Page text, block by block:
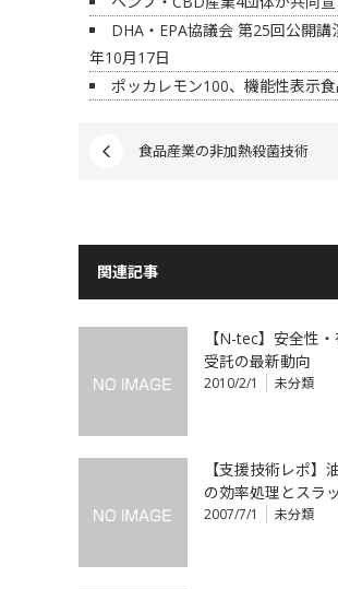
DHA・EPA協議会 第25回公開
年10月17日
ポッカレモン100、機能性表示
食品産業の非加熱殺菌技術
関連記事
【N-tec】安全性
受託の最新動向
2010/2/1 未分類
【支援技術レポ】
の効率処理とスラ
2007/7/1 未分類